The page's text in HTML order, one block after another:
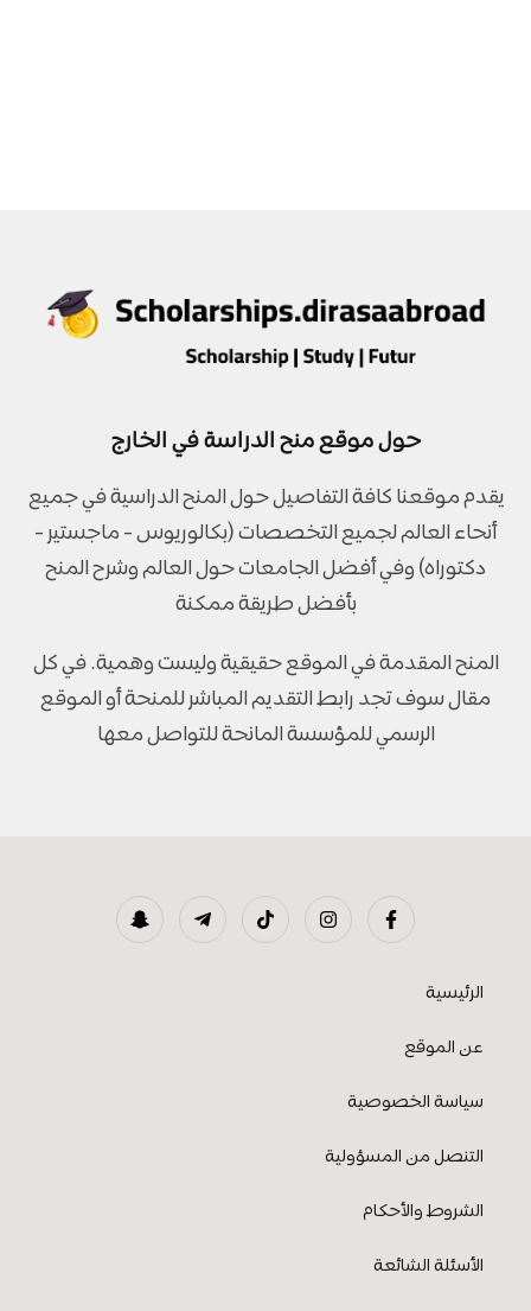
حول موقع منح الدراسة في الخارج
يقدم موقعنا كافة التفاصيل حول المنح الدراسية في جميع
أنحاء العالم لجميع التخصصات (بكالوريوس - ماجستير -
دكتوراه) وفي أفضل الجامعات حول العالم وشرح المنح
بأفضل طريقة ممكنة
المنح المقدمة في الموقع حقيقية وليست وهمية. في كل
مقال سوف تجد رابط التقديم المباشر للمنحة أو الموقع
الرسمي للمؤسسة المانحة للتواصل معها
الرئيسية
عن الموقع
سياسة الخصوصية
التنصل من المسؤولية
الشروط والأحكام
الأسئلة الشائعة